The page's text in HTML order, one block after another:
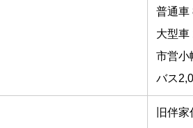
普通車
大型車
市営小
バス
旧伴